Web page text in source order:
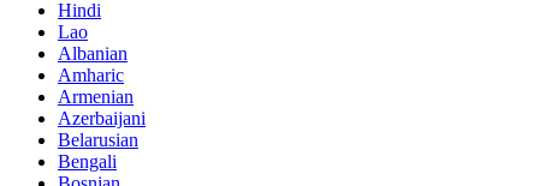
Hindi
Lao
Albanian
Amharic
Armenian
Azerbaijani
Belarusian
Bengali